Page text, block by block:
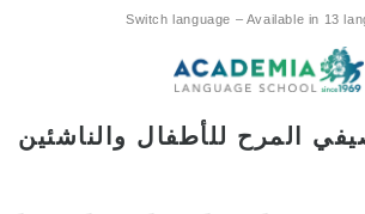
Switch language – Available in 13
المرح للأطفال والناشئين